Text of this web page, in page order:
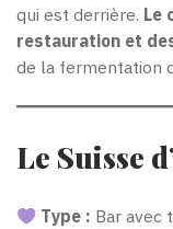
qui est derrière. Le
restauration et
de la fermentation
Le Suisse
Type : Bar avec